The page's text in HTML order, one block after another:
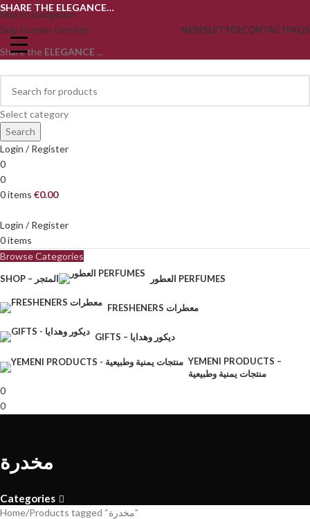
Skip to navigation
Skip to main content
SHARE THE ELEGANCE…
NEWSLETTERCONTACTFAQS
Share the ELEGANCE ...
Select category
Search
Login / Register
0
0
0items €0.00
Login / Register
0items
Browse Categories
SHOP – المتجر العطور PERFUMES
FRESHENERS معطرات
GIFTS – ديكور وهدايا
YEMENI PRODUCTS –
منتجات يمنية وطبيعية
0
0
مخدرة
Categories
Home Products tagged “مخدرة”